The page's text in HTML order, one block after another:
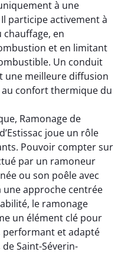
à une
participe activement à
en
et en limitant
Un conduit
une meilleure diffusion
confort thermique du
Ramonage de
joue un rôle
Pouvoir compter sur
par un ramoneur
ou son poêle avec
une approche centrée
le ramonage
un élément clé pour
performant et adapté
Saint-Séverin-